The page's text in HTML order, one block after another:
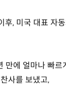
후, 미국 대표 자
만에 얼마나 빠르
사를 보냈고,